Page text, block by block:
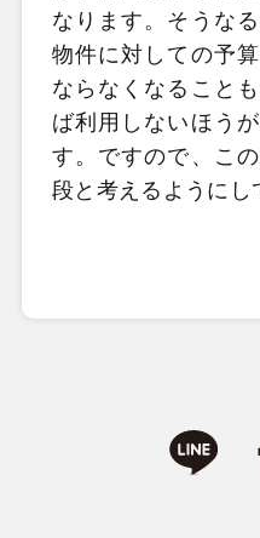
なります。そうな
物件に対しての予
ならなくなること
ば利用しないほう
す。ですので、こ
段と考えるようにし